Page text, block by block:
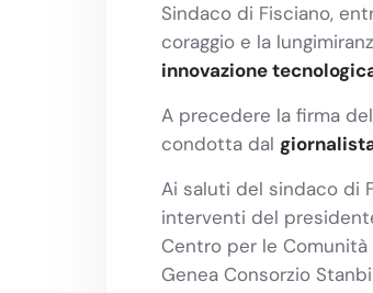
Sindaco di Fisciano,
coraggio e la
innovazione
A precedere la firma
condotta dal
Ai saluti del sindaco di
interventi del
Centro per le
Genea Consorzio